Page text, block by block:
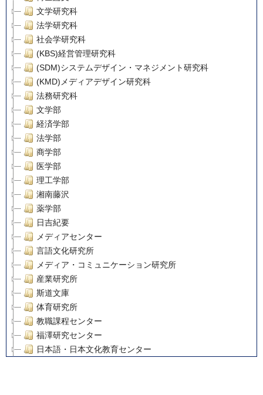
文学研究科
法学研究科
社会学研究科
(KBS)経営管理研究科
(SDM)システムデザイン・マネジメント研究科
(KMD)メディアデザイン研究科
法務研究科
文学部
経済学部
法学部
商学部
医学部
理工学部
湘南藤沢
薬学部
日吉紀要
メディアセンター
言語文化研究所
メディア・コミュニケーション研究所
産業研究所
斯道文庫
体育研究所
教職課程センター
福澤研究センター
日本語・日本文化教育センター